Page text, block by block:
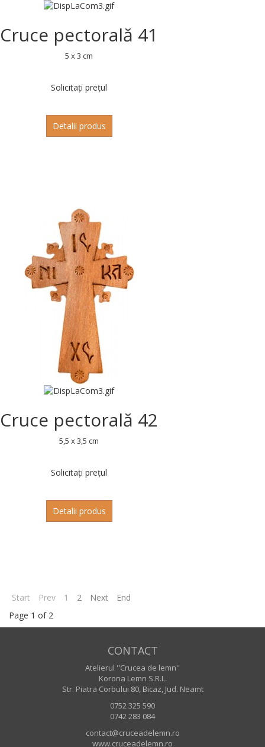
Cruce pectorală 41
5 x 3 cm
Solicitați prețul
Detalii produs
Cruce pectorală 42
5,5 x 3,5 cm
Solicitați prețul
Detalii produs
Start Prev 1 2 Next
End
Page 1 of 2
CONTACT
Atelierul ''Crucea de lemn''
Korona Lemn S.R.L.
Str. Piatra Corbului 80, Bicaz, Jud. Neamt
0752 325 590
0742 283 084
contact@cruceadelemn.ro
www.cruceadelemn.ro